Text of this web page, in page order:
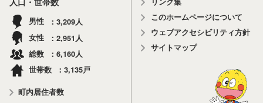
人口・世帯数
男性 3,209 人
女性
2,951 人
総数
6,160人
世帯数
3,135戸
町内居住者数
リンク集
このホームページについて
ウェブアクセシビリティ方針
サイトマップ